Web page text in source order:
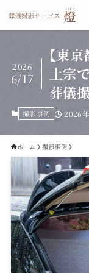
【東
土宗
葬儀
2026
6/17
撮影事例 2026
ホーム 撮影事例